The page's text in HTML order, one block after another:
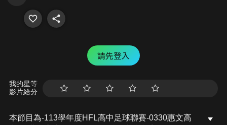
請先登入
我的星等
影片給分
本節目為-113學年度HFL高中足球聯賽-0330惠文高